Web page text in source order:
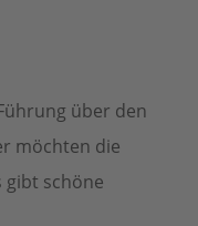
über den
möchten die
gibt schöne